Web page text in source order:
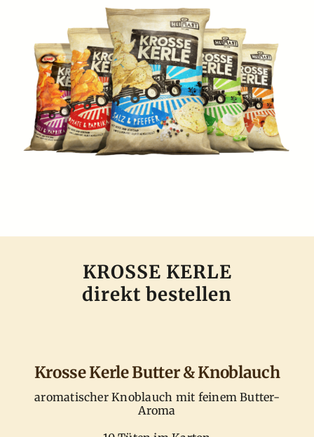
KROSSE KERLE
direkt bestellen
Krosse Kerle Butter & Knoblauch
aromatischer Knoblauch mit feinem Butter-
Aroma